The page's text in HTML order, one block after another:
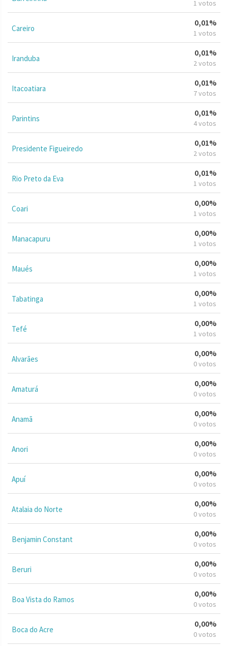
1 votos
Careiro
0,01%
1 votos
Iranduba
0,01%
2 votos
Itacoatiara
0,01%
7 votos
Parintins
0,01%
4 votos
Presidente Figueiredo
0,01%
2 votos
Rio Preto da Eva
0,01%
1 votos
Coari
0,00%
1 votos
Manacapuru
0,00%
1 votos
Maués
0,00%
1 votos
Tabatinga
0,00%
1 votos
Tefé
0,00%
1 votos
Alvarães
0,00%
0 votos
Amaturá
0,00%
0 votos
Anamã
0,00%
0 votos
Anori
0,00%
0 votos
Apuí
0,00%
0 votos
Atalaia do Norte
0,00%
0 votos
Benjamin Constant
0,00%
0 votos
Beruri
0,00%
0 votos
Boa Vista do Ramos
0,00%
0 votos
Boca do Acre
0,00%
0 votos